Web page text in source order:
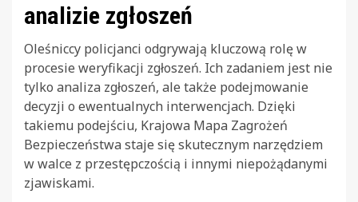
analizie zgłoszeń
Oleśniccy policjanci odgrywają kluczową rolę w
procesie weryfikacji zgłoszeń. Ich zadaniem jest nie
tylko analiza zgłoszeń, ale także podejmowanie
decyzji o ewentualnych interwencjach. Dzięki
takiemu podejściu, Krajowa Mapa Zagrożeń
Bezpieczeństwa staje się skutecznym narzędziem
w walce z przestępczością i innymi niepożądanymi
zjawiskami.